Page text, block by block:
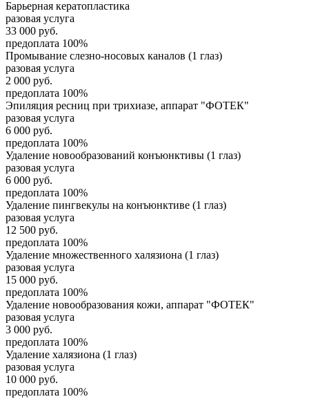
Барьерная кератопластика
разовая услуга
33 000 руб.
предоплата 100%
Промывание слезно-носовых каналов (1 глаз)
разовая услуга
2 000 руб.
предоплата 100%
Эпиляция ресниц при трихиазе, аппарат "ФОТЕК"
разовая услуга
6 000 руб.
предоплата 100%
Удаление новообразований конъюнктивы (1 глаз)
разовая услуга
6 000 руб.
предоплата 100%
Удаление пингвекулы на конъюнктиве (1 глаз)
разовая услуга
12 500 руб.
предоплата 100%
Удаление множественного халязиона (1 глаз)
разовая услуга
15 000 руб.
предоплата 100%
Удаление новообразования кожи, аппарат "ФОТЕК"
разовая услуга
3 000 руб.
предоплата 100%
Удаление халязиона (1 глаз)
разовая услуга
10 000 руб.
предоплата 100%